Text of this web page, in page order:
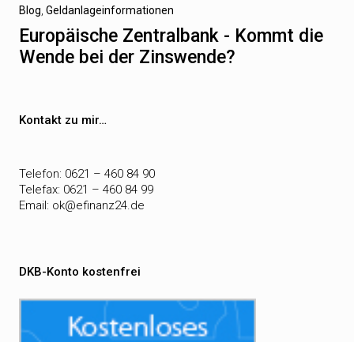
Nächster
Beitrag
Blog Geldanlageinformationen
Europäische Zentralbank - Kommt die
Wende bei der Zinswende?
Kontakt zu mir…
Telefon: 0621 – 460 84 90
Telefax: 0621 – 460 84 99
Email: ok@efinanz24.de
DKB-Konto kostenfrei